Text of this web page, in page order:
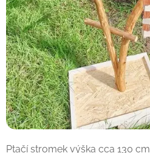
Ptačí stromek výška cca 130 cm